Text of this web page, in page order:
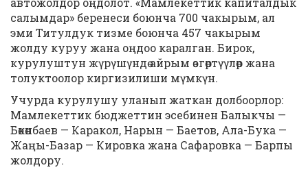
салымдар» беренеси боюнча 700 чакырым, ал
эми Титулдук тизме боюнча 457 чакырым
жолду куруу жана оңдоо каралган. Бирок,
курулуштун жүрүшүндө айрым өзгөртүүлөр жана
толуктоолор киргизилиши мүмкүн.
Учурда курулушу уланып жаткан долбоорлор:
Мамлекеттик бюджеттин эсебинен Балыкчы —
Бөкөнбаев — Каракол, Нарын — Баетов, Ала-Бука —
Жаңы-Базар — Кировка жана Сафаровка — Барпы
жолдору.